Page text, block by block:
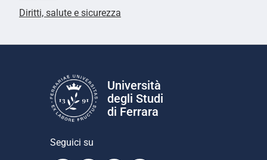
Diritti, salute e sicurezza
Università
degli Studi
di Ferrara
Seguici su